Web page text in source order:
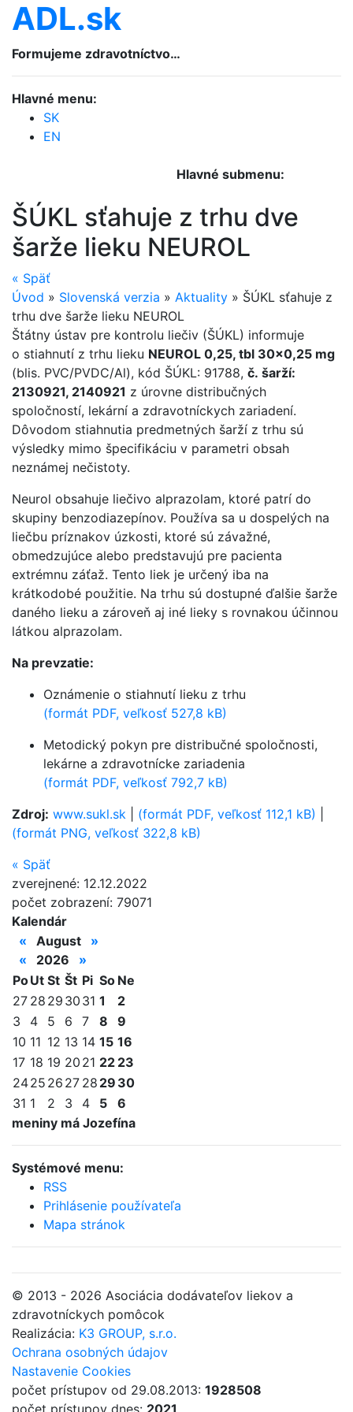
ADL.sk
Formujeme zdravotníctvo…
Hlavné menu:
SK
EN
Hlavné submenu:
Kalendár
«
August
»
«
2026
»
PoUt St Št Pi So Ne
27 28 29 30 31 1
2
3
4 5 6 7 8
9
10 11 12 13 14 15 16
17 18 19 20 21 22 23
2425 26 27 28 29 30
31 1 2 3 4 5
6
meniny má Jozefína
Systémové menu:
RSS
Prihlásenie používateľa
Mapa stránok
ŠÚKL sťahuje z trhu dve
šarže lieku NEUROL
« Späť
Úvod » Slovenská verzia » Aktuality » ŠÚKL sťahuje z
trhu dve šarže lieku NEUROL
Štátny ústav pre kontrolu liečiv (ŠÚKL) informuje
o stiahnutí z trhu lieku NEUROL 0,25, tbl 30×0,25 mg
(blis. PVC/PVDC/Al), kód ŠÚKL: 91788, č. šarží:
2130921, 2140921 z úrovne distribučných
spoločností, lekární a zdravotníckych zariadení.
Dôvodom stiahnutia predmetných šarží z trhu sú
výsledky mimo špecifikáciu v parametri obsah
neznámej nečistoty.
Neurol obsahuje liečivo alprazolam, ktoré patrí do
skupiny benzodiazepínov. Používa sa u dospelých na
liečbu príznakov úzkosti, ktoré sú závažné,
obmedzujúce alebo predstavujú pre pacienta
extrémnu záťaž. Tento liek je určený iba na
krátkodobé použitie. Na trhu sú dostupné ďalšie šarže
daného lieku a zároveň aj iné lieky s rovnakou účinnou
látkou alprazolam.
Na prevzatie:
Oznámenie o stiahnutí lieku z trhu
(formát PDF, veľkosť 527,8 kB)
Metodický pokyn pre distribučné spoločnosti,
lekárne a zdravotnícke zariadenia
(formát PDF, veľkosť 792,7 kB)
Zdroj: www.sukl.sk (formát PDF, veľkosť 112,1 kB)
(formát PNG, veľkosť 322,8 kB)
« Späť
zverejnené: 12.12.2022
počet zobrazení: 79071
© 2013 - 2026 Asociácia dodávateľov liekov a
zdravotníckych pomôcok
Realizácia: K3 GROUP, s.r.o.
Ochrana osobných údajov
Nastavenie Cookies
počet prístupov od 29.08.2013: 1928508
počet prístupov dnes: 2021